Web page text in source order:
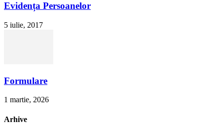
Evidența Persoanelor
5 iulie, 2017
Formulare
1 martie, 2026
Arhive